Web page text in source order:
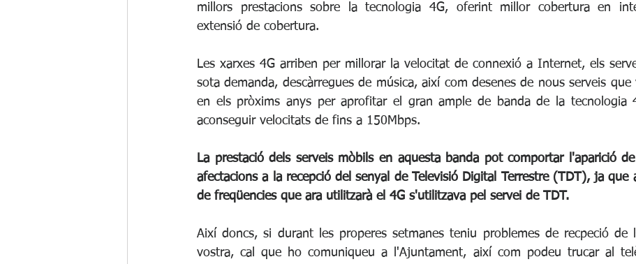
millors prestacions sobre la tecnologia 4G, oferint millor cobertura en
extensió de cobertura.
Les xarxes 4G arriben per millorar la velocitat de connexió a Internet, els
sota demanda, descàrregues de música, així com desenes de nous serveis
en els pròxims anys per aprofitar el gran ample de banda de la tecnologia
aconseguir velocitats de fins a 150Mbps.
La prestació dels serveis mòbils en aquesta banda pot comportar l'aparició
afectacions a la recepció del senyal de Televisió Digital Terrestre (TDT), ja que
de freqüencies que ara utilitzarà el 4G s'utilitzava pel servei de TDT.
Així doncs, si durant les properes setmanes teniu problemes de recpeció de
vostra, cal que ho comuniqueu a l'Ajuntament, així com podeu trucar al